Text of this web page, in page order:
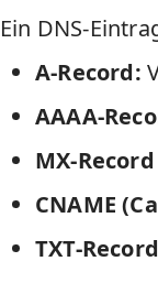
Ein DNS-
A-Record:
AAAA-
MX-
CNAME
TXT-